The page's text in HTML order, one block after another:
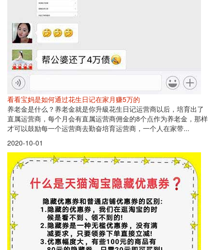
看看宝妈是如何通过花生日记在家月赚5万的
养老金是什么？养老金就是你升級花生日记运营商以后，培育出了
直属运营商，每个月会有直属运营商佣金的8个点作为养老金，那样
才可以鼓励每一个运营商去勤奋培育运营商，一个人在家带...
2020-10-01